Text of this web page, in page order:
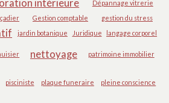
Dépannage vitrerie
Gestion comptable gestion du stress
jardin botanique Juridique langage corporel
nettoyage patrimoine immobilier
pisciniste plaque funeraire pleine conscience